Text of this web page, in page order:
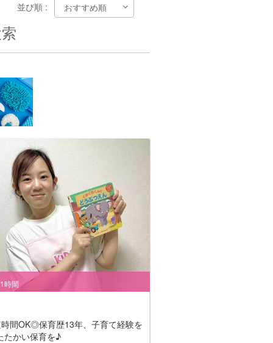
並び順 :
時間
間OK◎保育歴13年、子育て経験を
たかい保育を♪